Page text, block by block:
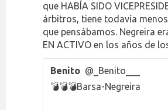
que HABÍA SIDO
árbitros, tiene todavía
que pensábamos. Negreira
EN ACTIVO en los años de
Benito @_Benito___
💣💣💣Barsa-Negreira